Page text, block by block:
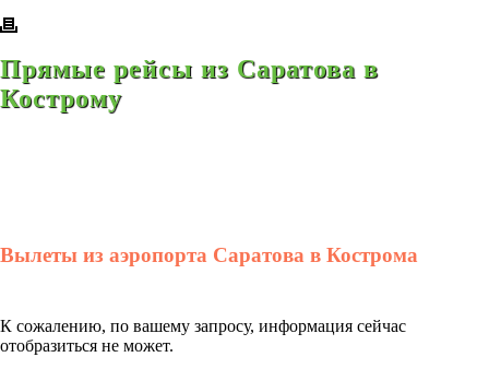
Прямые рейсы из Саратова в
Кострому
Вылеты из аэропорта Саратова в Кострома
К сожалению, по вашему запросу, информация сейчас
отобразиться не может.